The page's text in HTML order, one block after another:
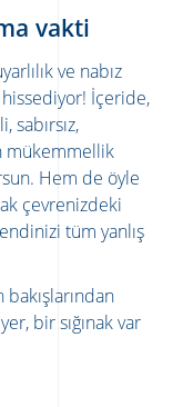
vakti
ve nabız
hissediyor! İçeride,
sabırsız,
mükemmellik
Hem de öyle
çevrenizdeki
tüm yanlış
bakışlarından
bir sığınak var